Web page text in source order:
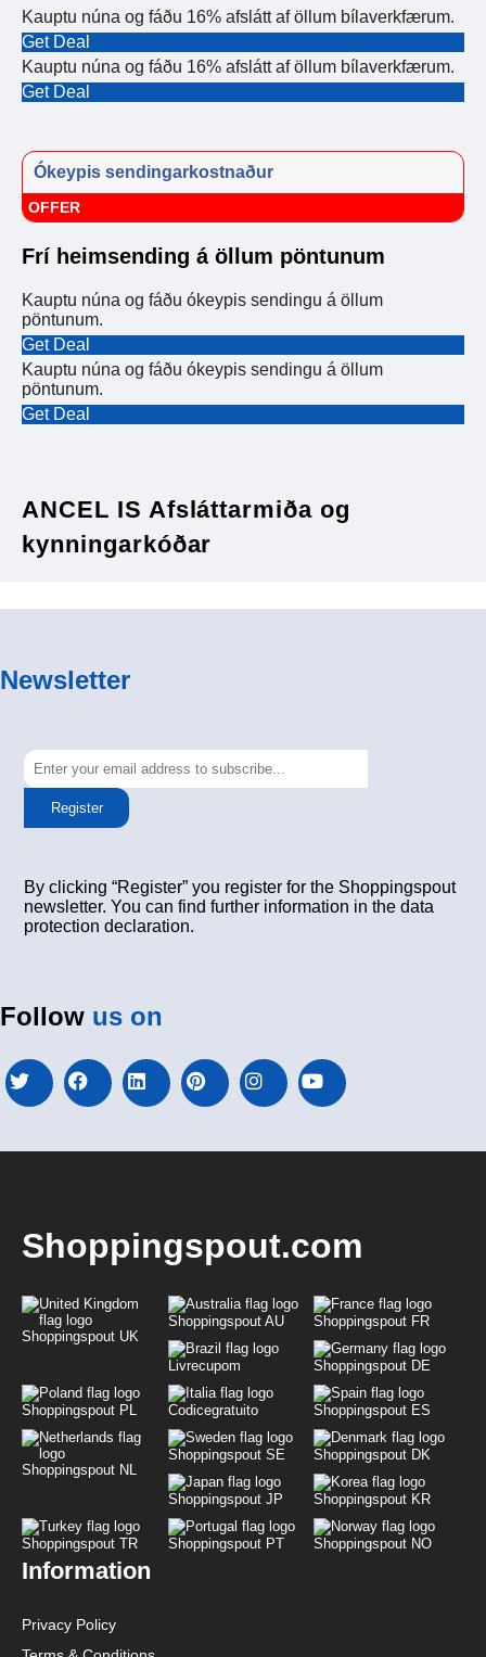
Kauptu núna og fáðu 16% afslátt af öllum bílaverkfærum.
Get Deal
Kauptu núna og fáðu 16% afslátt af öllum bílaverkfærum.
Get Deal
Ókeypis sendingarkostnaður
OFFER
Frí heimsending á öllum pöntunum
Kauptu núna og fáðu ókeypis sendingu á öllum
pöntunum.
Get Deal
Kauptu núna og fáðu ókeypis sendingu á öllum
pöntunum.
Get Deal
ANCEL IS Afsláttarmiða og
kynningarkóðar
Newsletter
Register
By clicking “Register” you register for the Shoppingspout
newsletter. You can find further information in the data
protection declaration.
Follow us on
Shoppingspout.com
Shoppingspout UK
Shoppingspout AU Shoppingspout FR
Livrecupom Shoppingspout DE
Shoppingspout PL Codicegratuito Shoppingspout ES
Shoppingspout NL
Shoppingspout SE Shoppingspout DK
Shoppingspout JP Shoppingspout KR
Shoppingspout TR Shoppingspout PT Shoppingspout NO
Information
Privacy Policy